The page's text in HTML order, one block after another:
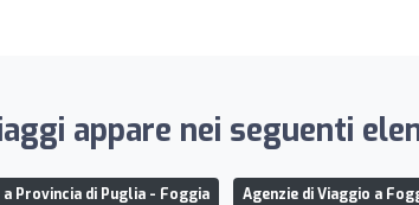
appare nei seguenti
a Provincia di Puglia - Foggia Agenzie di Viaggio a